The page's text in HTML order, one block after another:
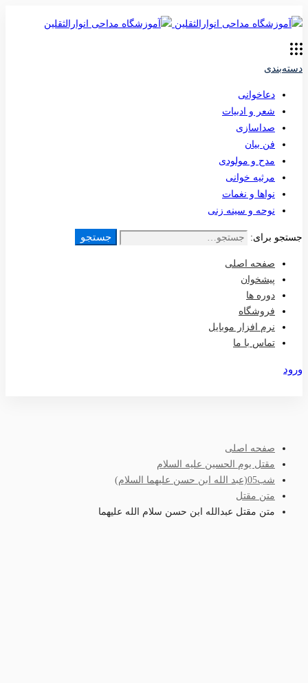
دسته‌بندی
دعاخوانی
شعر و ادبیات
صداسازی
فن بیان
مدح و مولودی
مرثیه خوانی
نواها و نغمات
نوحه و سینه زنی
جستجو برای: جستجو
صفحه اصلی
پیشخوان
دوره ها
فروشگاه
نرم افزار موبایل
تماس با ما
ورود
صفحه اصلی
مقتل یوم الحسین علیه السلام
شب05(عبد الله ابن حسن علیهما السلام)
متن مقتل
متن مقتل عبدالله ابن حسن سلام الله علیهما